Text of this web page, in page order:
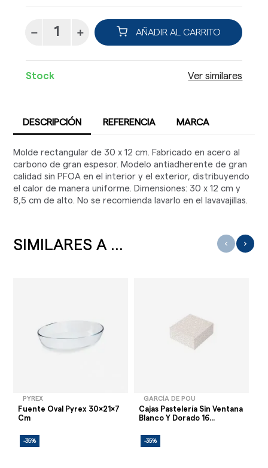
AÑADIR AL CARRITO
Stock Ver similares
DESCRIPCIÓN REFERENCIA MARCA
Molde rectangular de 30 x 12 cm. Fabricado en acero al
carbono de gran espesor. Modelo antiadherente de gran
calidad sin PFOA en el interior y el exterior, distribuyendo
el calor de manera uniforme. Dimensiones: 30 x 12 cm y
8,5 cm de alto. No se recomienda lavarlo en el lavavajillas.
SIMILARES A ...
PYREX
Fuente Oval Pyrex 30x21x7
Cm
-35%
GARCÍA DE POU
Cajas Pastelería Sin Ventana
Blanco Y Dorado 16...
-35%
‹ ›